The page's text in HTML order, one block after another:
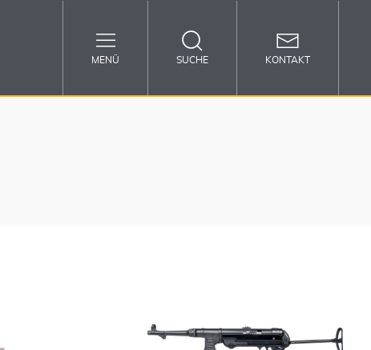
MENÜ SUCHE KONTAKT